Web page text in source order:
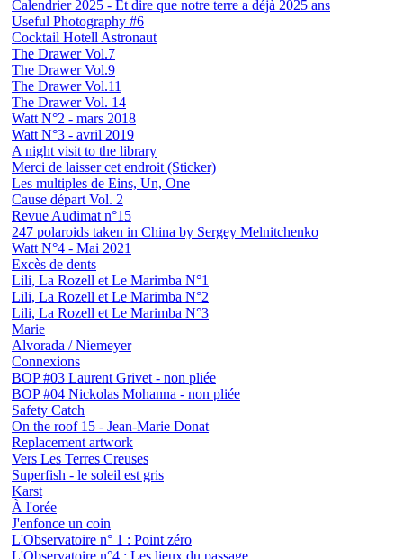
Calendrier 2025 - Et dire que notre terre a déjà 2025 ans
Useful Photography #6
Cocktail Hotell Astronaut
The Drawer Vol.7
The Drawer Vol.9
The Drawer Vol.11
The Drawer Vol. 14
Watt N°2 - mars 2018
Watt N°3 - avril 2019
A night visit to the library
Merci de laisser cet endroit (Sticker)
Les multiples de Eins, Un, One
Cause départ Vol. 2
Revue Audimat n°15
247 polaroids taken in China by Sergey Melnitchenko
Watt N°4 - Mai 2021
Excès de dents
Lili, La Rozell et Le Marimba N°1
Lili, La Rozell et Le Marimba N°2
Lili, La Rozell et Le Marimba N°3
Marie
Alvorada / Niemeyer
Connexions
BOP #03 Laurent Grivet - non pliée
BOP #04 Nickolas Mohanna - non pliée
Safety Catch
On the roof 15 - Jean-Marie Donat
Replacement artwork
Vers Les Terres Creuses
Superfish - le soleil est gris
Karst
À l'orée
J'enfonce un coin
L'Observatoire n° 1 : Point zéro